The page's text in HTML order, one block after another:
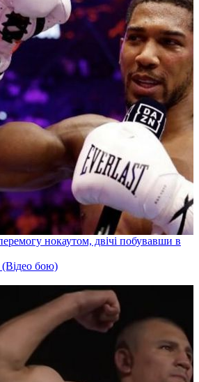
нокаутом, двічі побувавши в
бою)